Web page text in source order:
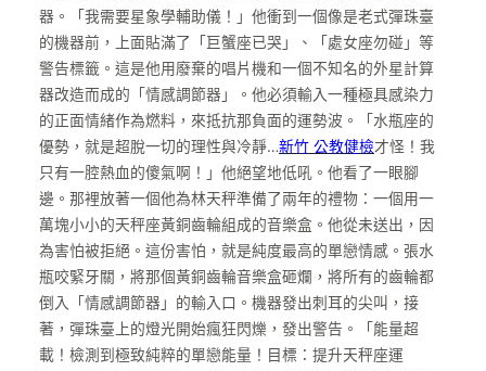
器。「我需要星象學輔助儀！」他衝到一個像是老式彈珠臺
的機器前，上面貼滿了「巨蟹座已哭」、「處女座勿碰」等
警告標籤。這是他用廢棄的唱片機和一個不知名的外星計算
器改造而成的「情感調節器」。他必須輸入一種極具感染力
的正面情緒作為燃料，來抵抗那負面的運勢波。「水瓶座的
優勢，就是超脫一切的理性與冷靜…新竹 公教健檢才怪！我
只有一腔熱血的傻氣啊！」他絕望地低吼。他看了一眼腳
邊。那裡放著一個他為林天秤準備了兩年的禮物：一個用一
萬塊小小的天秤座黃銅齒輪組成的音樂盒。他從未送出，因
為害怕被拒絕。這份害怕，就是純度最高的單戀情感。張水
瓶咬緊牙關，將那個黃銅齒輪音樂盒砸爛，將所有的齒輪都
倒入「情感調節器」的輸入口。機器發出刺耳的尖叫，接
著，彈珠臺上的燈光開始瘋狂閃爍，發出警告。「能量超
載！檢測到極致純粹的單戀能量！目標：提升天秤座運